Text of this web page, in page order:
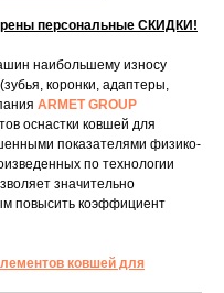
персональные СКИДКИ!
наибольшему износу
коронки, адаптеры,
ARMET GROUP
оснастки ковшей для
показателями физико-
по технологии
значительно
повысить коэффициент
ковшей для